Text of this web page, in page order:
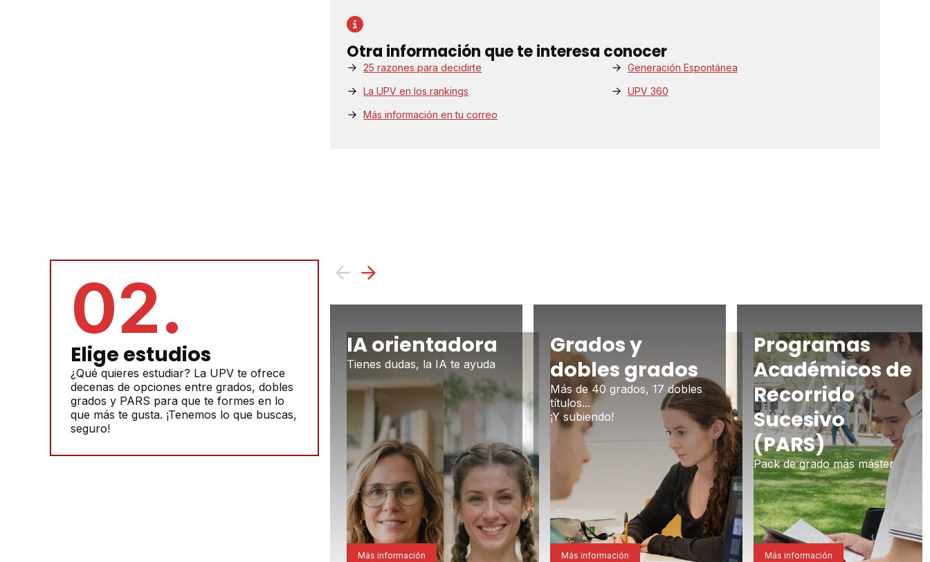
Otra información que te interesa conocer
25 razones para decidirte
Generación Espontánea
La UPV en los rankings
UPV 360
Más información en tu correo
02.
Elige estudios
¿Qué quieres estudiar? La UPV te ofrece
decenas de opciones entre grados, dobles
grados y PARS para que te formes en lo
que más te gusta. ¡Tenemos lo que buscas,
seguro!
IA orientadora
Tienes dudas, la IA te ayuda
Más información
Grados y
dobles grados
Más de 40 grados, 17 dobles
títulos...
¡Y subiendo!
Más información
Programas
Académicos de
Recorrido
Sucesivo
(PARS)
Pack de grado más máster
Más información